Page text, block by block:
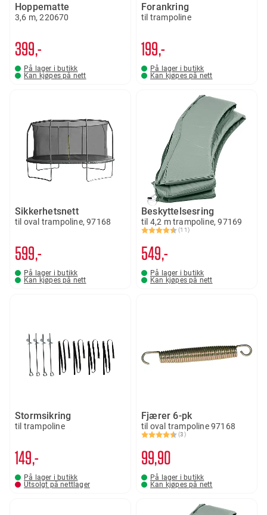
Hoppematte
3,6 m, 220670
399,-
På lager i butikk
Kan kjøpes på nett
Forankring
til trampoline
199,-
På lager i butikk
Kan kjøpes på nett
Sikkerhetsnett
til oval trampoline, 97168
599,-
På lager i butikk
Kan kjøpes på nett
Beskyttelsesring
til 4,2 m trampoline, 97169
Karakter:
(11)
4.2 av 5 mulige
549,-
På lager i butikk
Kan kjøpes på nett
Stormsikring
til trampoline
149,-
På lager i butikk
Utsolgt på nettlager
Fjærer 6-pk
til oval trampoline 97168
Karakter:
(3)
4.7 av 5 mulige
99 90
På lager i butikk
Kan kjøpes på nett